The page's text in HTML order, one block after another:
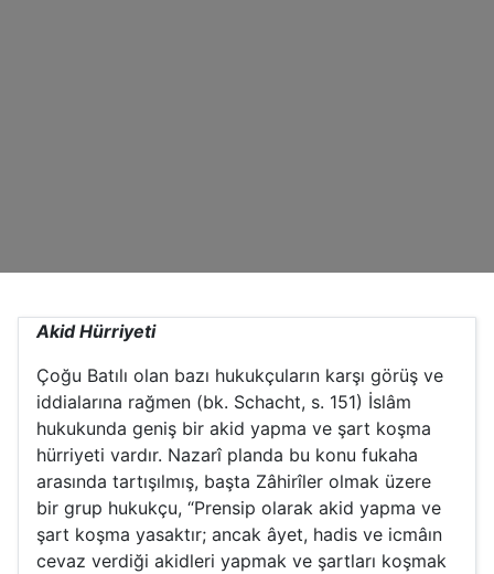
Akid Hürriyeti
Çoğu Batılı olan bazı hukukçuların karşı görüş ve
iddialarına rağmen (bk. Schacht, s. 151) İslâm
hukukunda geniş bir akid yapma ve şart koşma
hürriyeti vardır. Nazarî planda bu konu fukaha
arasında tartışılmış, başta Zâhirîler olmak üzere
bir grup hukukçu, “Prensip olarak akid yapma ve
şart koşma yasaktır; ancak âyet, hadis ve icmâın
cevaz verdiği akidleri yapmak ve şartları koşmak